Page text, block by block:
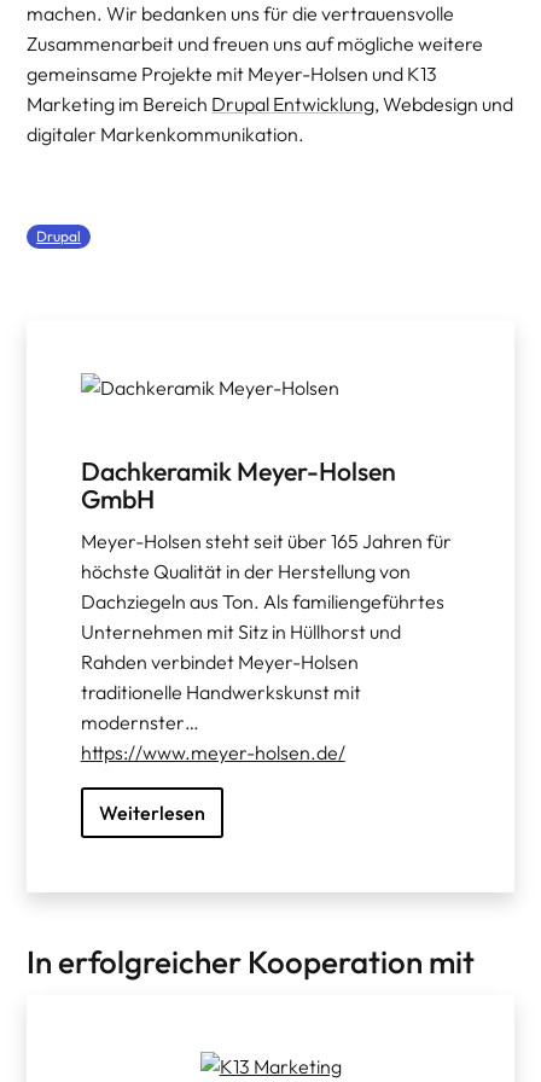
machen. Wir bedanken uns für die vertrauensvolle
Zusammenarbeit und freuen uns auf mögliche weitere
gemeinsame Projekte mit Meyer-Holsen und K13
Marketing im Bereich Drupal Entwicklung, Webdesign und
digitaler Markenkommunikation.
Drupal
Dachkeramik Meyer-Holsen
GmbH
Meyer-Holsen steht seit über 165 Jahren für
höchste Qualität in der Herstellung von
Dachziegeln aus Ton. Als familiengeführtes
Unternehmen mit Sitz in Hüllhorst und
Rahden verbindet Meyer-Holsen
traditionelle Handwerkskunst mit
modernster…
https://www.meyer-holsen.de/
Weiterlesen
In erfolgreicher Kooperation mit